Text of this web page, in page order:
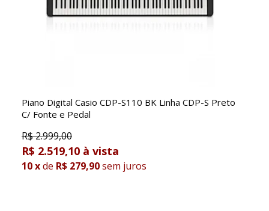
Piano Digital Casio CDP-S110 BK Linha CDP-S Preto
C/ Fonte e Pedal
R$2.999,00
R$ 2.519,10
10xde R$ 279,90sem juros